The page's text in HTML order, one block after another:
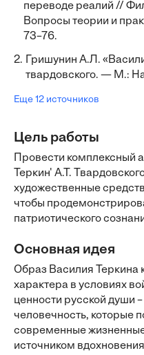
переводе реалий //
Вопросы теории и
73–76.
2.
Гришунин А.Л.
твардовского. — М.:
Еще 12 источников
Цель работы
Провести комплексный
Теркин' А.Т.
художественные
чтобы
патриотического
Основная идея
Образ Василия Теркина
характера в условиях
ценности русской души
человечность, которые
современные
источником